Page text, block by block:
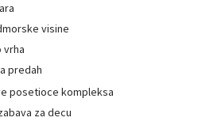
visine
vrha
predah
posetioce kompleksa
za decu